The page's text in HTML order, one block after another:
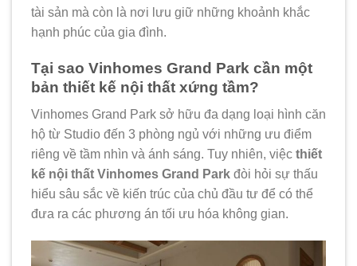
tài sản mà còn là nơi lưu giữ những khoảnh khắc
hạnh phúc của gia đình.
Tại sao Vinhomes Grand Park cần một
bản thiết kế nội thất xứng tầm?
Vinhomes Grand Park sở hữu đa dạng loại hình căn
hộ từ Studio đến 3 phòng ngủ với những ưu điểm
riêng về tầm nhìn và ánh sáng. Tuy nhiên, việc thiết
kế nội thất Vinhomes Grand Park đòi hỏi sự thấu
hiểu sâu sắc về kiến trúc của chủ đầu tư để có thể
đưa ra các phương án tối ưu hóa không gian.